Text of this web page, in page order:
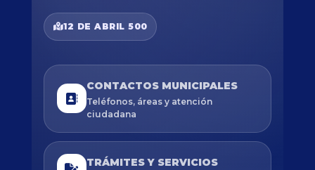
12 DE ABRIL 500
CONTACTOS MUNICIPALES
Teléfonos, áreas y atención
ciudadana
TRÁMITES Y SERVICIOS